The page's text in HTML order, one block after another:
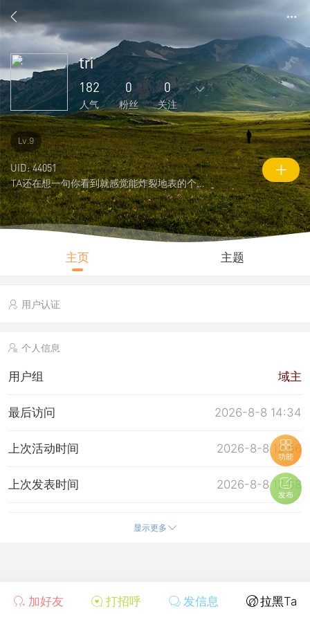
加好友 打招呼 发信息 拉黑Ta
tri
182
人气
0
粉丝
0
关注
0
主题
2774
回复
1
好友
0
粉丝
0
关注
0
说说
182
人气
8996
积分
Lv.9
UID: 44051
TA还在想一句你看到就感觉能炸裂地表的个性签名
主页 主题
用户认证
个人信息
用户组 域主
2026-8-8 14:34
最后访问
2026-8-8 12:56
上次活动时间
2026-8-8 12:58
上次发表时间
显示更多
功能
发布